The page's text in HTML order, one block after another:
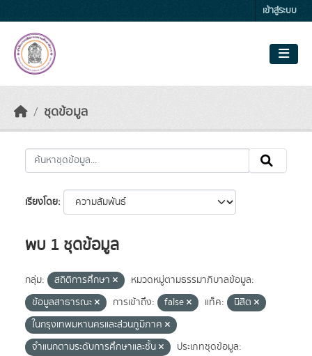
เข้าสู่ระบบ
ชุดข้อมูล
เรียงโดย
พบ 1 ชุดข้อมูล
กลุ่ม: สถิติการศึกษา
หมวดหมู่ตามธรรมาภิบาลข้อมูล:
ข้อมูลสาธารณะ
การเข้าถึง: false แท็ค:
นิสิต
ในกรุงเทพมหานครและส่วนภูมิภาค
จำแนกตามระดับการศึกษาและชั้น
ประเภทชุดข้อมูล: